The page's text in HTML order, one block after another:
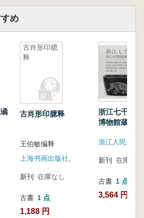
め
古肖形印臆
释
古肖形印臆释
王伯敏编释
上海书画出版社,
新刊 在庫なし
古書 1 点
1,188 円
浙江七千年
博物館蔵品集
浙江人民美術
新刊 在庫なし
古書 1 点
3,564 円